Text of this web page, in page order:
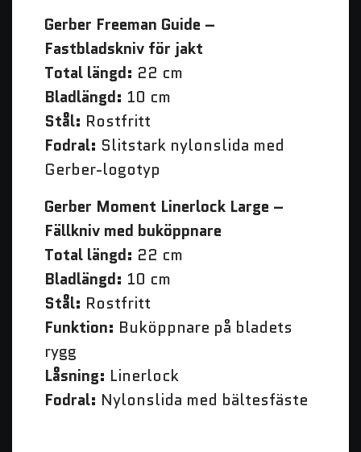
Gerber Freeman Guide –
Fastbladskniv för jakt
Total längd: 22 cm
Bladlängd: 10 cm
Stål: Rostfritt
Fodral: Slitstark nylonslida med
Gerber-logotyp
Gerber Moment Linerlock Large –
Fällkniv med buköppnare
Total längd: 22 cm
Bladlängd: 10 cm
Stål: Rostfritt
Funktion: Buköppnare på bladets
rygg
Låsning: Linerlock
Fodral: Nylonslida med bältesfäste